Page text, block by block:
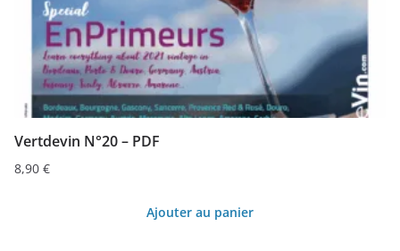
Vertdevin N°20 – PDF
8,90 €
Ajouter au panier